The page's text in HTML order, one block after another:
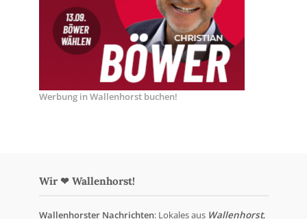
Werbung in Wallenhorst buchen!
Wir ❤ Wallenhorst!
Wallenhorster Nachrichten: Lokales aus Wallenhorst,